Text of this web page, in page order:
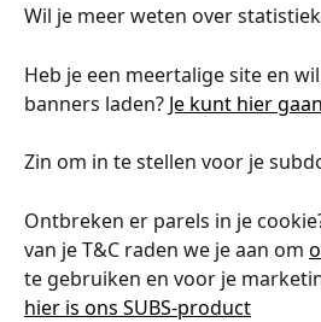
Wil je meer weten over
Heb je een meertalige site en
banners laden? Je kunt hier gaan
Zin om in te stellen voor je
Ontbreken er parels in je
van je T&C raden we je aan om
te gebruiken en voor je
hier is ons SUBS-product